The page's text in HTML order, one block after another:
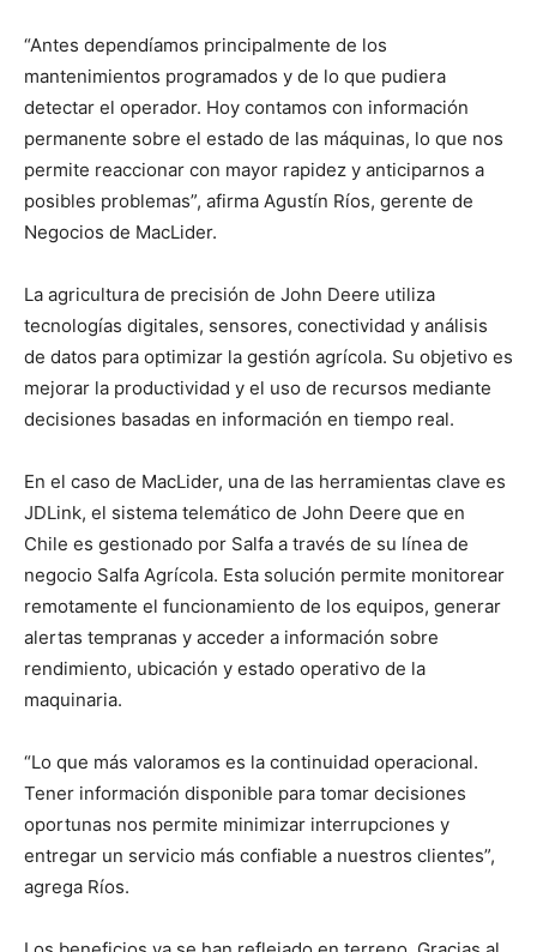
“Antes dependíamos principalmente de los
mantenimientos programados y de lo que pudiera
detectar el operador. Hoy contamos con información
permanente sobre el estado de las máquinas, lo que nos
permite reaccionar con mayor rapidez y anticiparnos a
posibles problemas”, afirma Agustín Ríos, gerente de
Negocios de MacLider.
La agricultura de precisión de John Deere utiliza
tecnologías digitales, sensores, conectividad y análisis
de datos para optimizar la gestión agrícola. Su objetivo es
mejorar la productividad y el uso de recursos mediante
decisiones basadas en información en tiempo real.
En el caso de MacLider, una de las herramientas clave es
JDLink, el sistema telemático de John Deere que en
Chile es gestionado por Salfa a través de su línea de
negocio Salfa Agrícola. Esta solución permite monitorear
remotamente el funcionamiento de los equipos, generar
alertas tempranas y acceder a información sobre
rendimiento, ubicación y estado operativo de la
maquinaria.
“Lo que más valoramos es la continuidad operacional.
Tener información disponible para tomar decisiones
oportunas nos permite minimizar interrupciones y
entregar un servicio más confiable a nuestros clientes”,
agrega Ríos.